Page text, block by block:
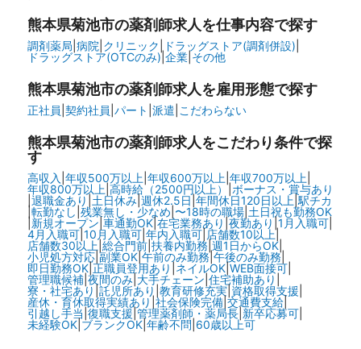
熊本県菊池市の薬剤師求人を仕事内容で探す
調剤薬局 病院 クリニック ドラッグストア(調剤併設)
ドラッグストア(OTCのみ)| 企業| その他
熊本県菊池市の薬剤師求人を雇用形態で探す
正社員 契約社員 パート 派遣 こだわらない
熊本県菊池市の薬剤師求人をこだわり条件で探
す
高収入 年収500万以上 年収600万以上 年収700万以上
年収800万以上 高時給（2500円以上）| ボーナス・賞与あり
退職金あり 土日休み| 週休2.5日 年間休日120日以上 駅チカ
|転勤なし 残業無し・少なめ 〜18時の職場| 土日祝も勤務OK
|新規オープン 車通勤OK|在宅業務あり 夜勤あり 1月入職可|
4月入職可| 10月入職可| 年内入職可| 店舗数10以上|
店舗数30以上 総合門前| 扶養内勤務 週1日からOK|
小児処方対応| 副業OK| 午前のみ勤務| 午後のみ勤務|
即日勤務OK| 正職員登用あり ネイルOK| WEB面接可|
管理職候補| 夜間のみ| 大手チェーン 住宅補助あり
寮・社宅あり 託児所あり 教育研修充実| 資格取得支援
産休・育休取得実績あり 社会保険完備| 交通費支給|
引越し手当 復職支援 |管理薬剤師・薬局長| 新卒応募可|
未経験OK| ブランクOK| 年齢不問 60歳以上可